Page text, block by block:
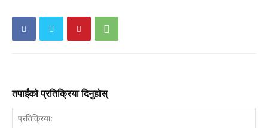
तपाईंको प्रतिक्रिया दिनुहोस्